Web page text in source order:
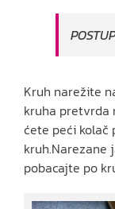
Kruh narežite
kruha pretvrda
ćete peći kolač
kruh.Narezane
pobacajte po